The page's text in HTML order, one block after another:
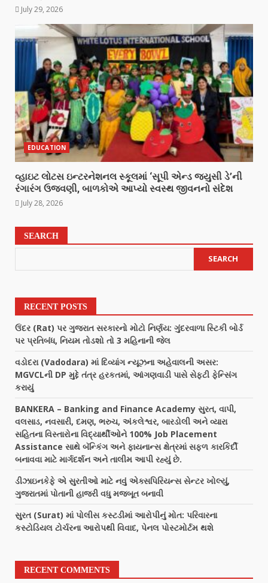
July 29, 2026
EDUCATION
વ્હાઇટ લોટસ ઇન્ટરનેશનલ સ્કૂલમાં ‘સૂપી એન્ડ જ્યુસી ડે’ની
રંગારંગ ઉજવણી, બાળકોએ આપ્યો સ્વસ્થ જીવનનો સંદેશ
July 28, 2026
SEARCH
SEARCH
RECENT POSTS
ઉંદર (Rat) પર ગુજરાત સરકારનો મોટો નિર્ણય: ગુંદરવાળા સ્ટિકી બોર્ડ
પર પ્રતિબંધ, નિયમ તોડશો તો 3 મહિનાની જેલ
વડોદરા (Vadodara) માં દિવ્યાંગ ન્યૂઝના અહેવાલની અસર:
MGVCLની DP મુદ્દે તંત્ર હરકતમાં, આંગણવાડી પાસે સેફ્ટી ફેન્સિંગ
કરાયું
BANKERA – Banking and Finance Academy સુરત, વાપી,
વલસાડ, નવસારી, દમણ, ભરુચ, અંકલેશ્વર, બારડોલી અને વ્યારા
સહિતના વિસ્તારોના વિદ્યાર્થીઓને 100% Job Placement
Assistance સાથે બૅન્કિંગ અને ફાયનાન્સ ક્ષેત્રમાં સફળ કારકિર્દી
બનાવવા માટે માર્ગદર્શન અને તાલીમ આપી રહ્યું છે.
ડીઝાઇનકેફે એ સુરતીઓ માટે નવું એક્સપિરિયન્સ સેન્ટર ખોલ્યું,
ગુજરાતમાં પોતાની હાજરી વધુ મજબૂત બનાવી
સુરત (Surat) માં પોલીસ કસ્ટડીમાં આરોપીનું મોત: પરિવારના
કસ્ટોડિયલ ટોર્ચરના આરોપથી વિવાદ, પેનલ પોસ્ટમોર્ટમ થશે
RECENT COMMENTS